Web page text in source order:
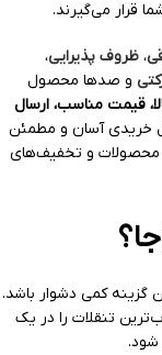
قرار می‌گیرند.
، ظروف پذیرایی،
و صدها محصول
قیمت مناسب، ارسال
خریدی آسان و مطمئن
محصولات و تخفیف‌های
گزینه کمی دشوار باشد.
تنقلات را در یک
شود.